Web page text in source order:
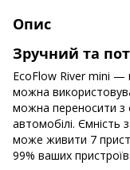
Опис
Зручний та
EcoFlow River mini —
можна
можна переносити
автомобілі. Ємність
може живити 7
99% ваших пристроїв.